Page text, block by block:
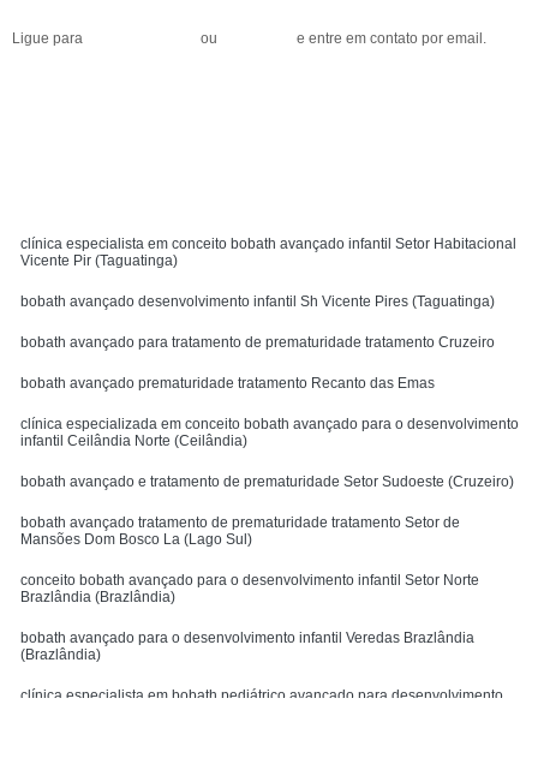
Ligue para ou e entre em contato por email.
clínica especialista em conceito bobath avançado infantil Setor Habitacional
Vicente Pir (Taguatinga)
bobath avançado desenvolvimento infantil Sh Vicente Pires (Taguatinga)
bobath avançado para tratamento de prematuridade tratamento Cruzeiro
bobath avançado prematuridade tratamento Recanto das Emas
clínica especializada em conceito bobath avançado para o desenvolvimento
infantil Ceilândia Norte (Ceilândia)
bobath avançado e tratamento de prematuridade Setor Sudoeste (Cruzeiro)
bobath avançado tratamento de prematuridade tratamento Setor de
Mansões Dom Bosco La (Lago Sul)
conceito bobath avançado para o desenvolvimento infantil Setor Norte
Brazlândia (Brazlândia)
bobath avançado para o desenvolvimento infantil Veredas Brazlândia
(Brazlândia)
clínica especialista em bobath pediátrico avançado para desenvolvimento